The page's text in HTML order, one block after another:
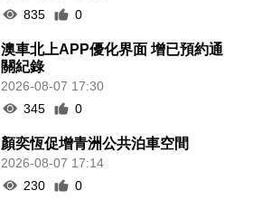
835
0
澳車北上APP優化界面 增已預約通
關紀錄
2026-08-07 17:30
345
0
顏奕恆促增青洲公共泊車空間
2026-08-07 17:14
230
0